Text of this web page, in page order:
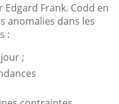
Frank. Codd en
anomalies dans les
:
;